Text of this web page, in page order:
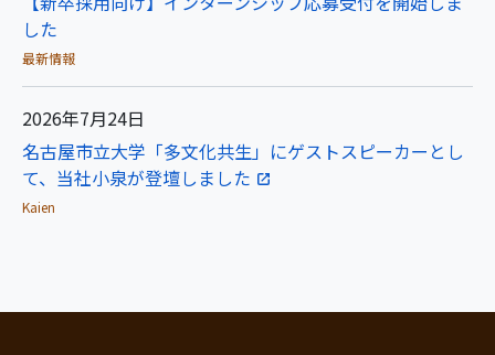
した
最新情報
2026年7月24日
名古屋市立大学「多文化共生」にゲストスピーカーとし
て、当社小泉が登壇しました
Kaien